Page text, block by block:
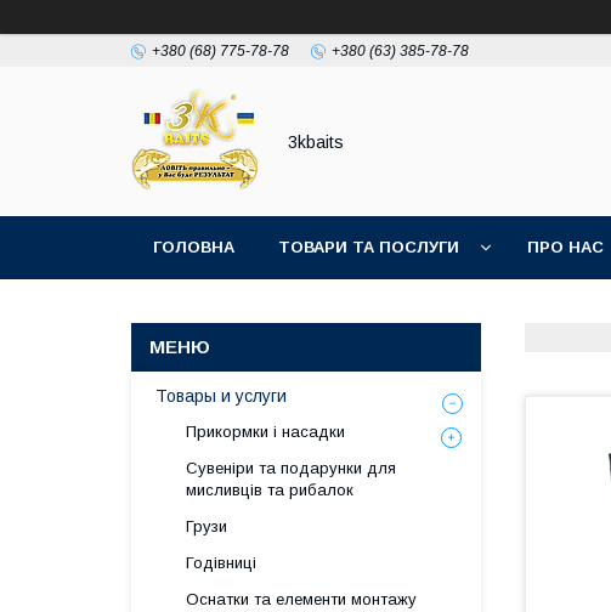
+380 (68) 775-78-78 +380 (63) 385-78-78
3kbaits
ГОЛОВНА ТОВАРИ ТА ПОСЛУГИ ПРО НАС
Товары и услуги
Прикормки і насадки
Сувеніри та подарунки для
мисливців та рибалок
Грузи
Годівниці
Оснатки та елементи монтажу